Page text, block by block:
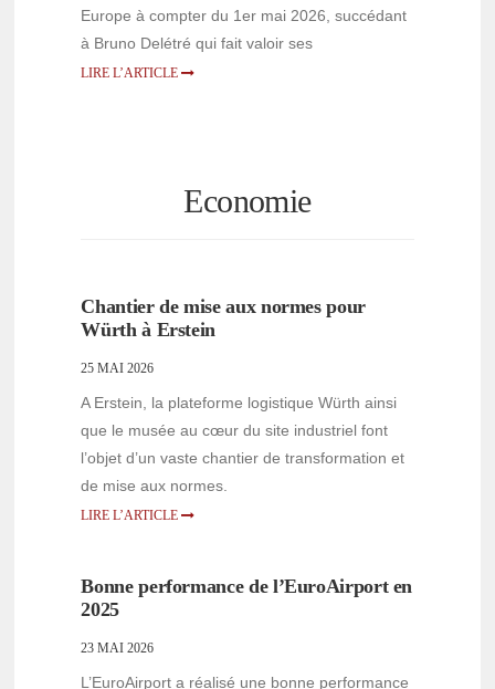
Europe à compter du 1er mai 2026, succédant
à Bruno Delétré qui fait valoir ses
LIRE L’ARTICLE
Economie
Chantier de mise aux normes pour
Würth à Erstein
25 MAI 2026
A Erstein, la plateforme logistique Würth ainsi
que le musée au cœur du site industriel font
l’objet d’un vaste chantier de transformation et
de mise aux normes.
LIRE L’ARTICLE
Bonne performance de l’EuroAirport en
2025
23 MAI 2026
L’EuroAirport a réalisé une bonne performance